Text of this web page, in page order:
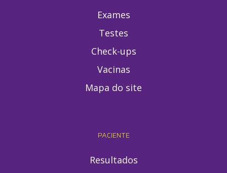
Exames
Testes
Check-ups
Vacinas
Mapa do site
PACIENTE
Resultados